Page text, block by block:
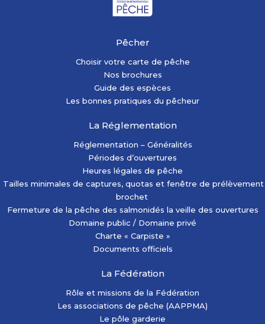
Pêcher
Choisir votre carte de pêche
Nos brochures
Guide des espèces
Les bonnes pratiques du pêcheur
La Réglementation
Réglementation – Généralités
Périodes d’ouvertures
Heures légales de pêche
Tailles minimales de captures, quotas et fenêtre de prélèvement
brochet
Fermeture de la pêche des salmonidés la veille des ouvertures
Domaine public / Domaine privé
Charte « Carpiste »
Documents officiels
La Fédération
Rôle et missions de la Fédération
Les associations de pêche (AAPPMA)
Le pôle garderie